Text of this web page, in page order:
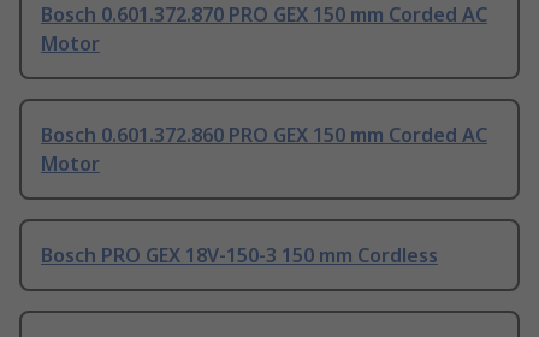
Bosch 0.601.372.870 PRO GEX 150 mm Corded AC
Motor
Bosch 0.601.372.860 PRO GEX 150 mm Corded AC
Motor
Bosch PRO GEX 18V-150-3 150 mm Cordless